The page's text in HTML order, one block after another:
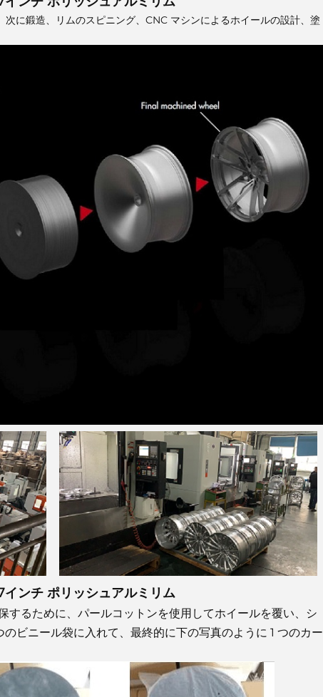
に鍛造、リムのスピニング、CNC マシンによるホイールの設計、塗
ンチ ポリッシュアルミリム
するために、パールコットンを使用してホイールを覆い、シ
ビニール袋に入れて、最終的に下の写真のように 1 つのカー